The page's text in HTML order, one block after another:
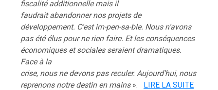
fiscalité additionnelle mais il
faudrait abandonner nos projets de
développement. C’est im-pen-sa-ble. Nous n’avons
pas été élus pour ne rien faire. Et les conséquences
économiques et sociales seraient dramatiques.
Face à la
crise, nous ne devons pas reculer. Aujourd’hui, nous
reprenons notre destin en mains». LIRE LA SUITE